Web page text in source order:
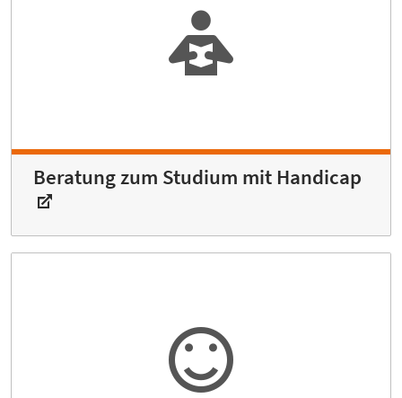
Beratung zum Studium mit Handicap